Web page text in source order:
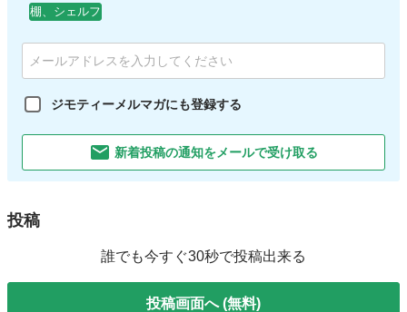
棚、シェルフ
ジモティーメルマガにも登録する
新着投稿の通知をメールで受け取る
投稿
誰でも今すぐ30秒で投稿出来る
投稿画面へ (無料)